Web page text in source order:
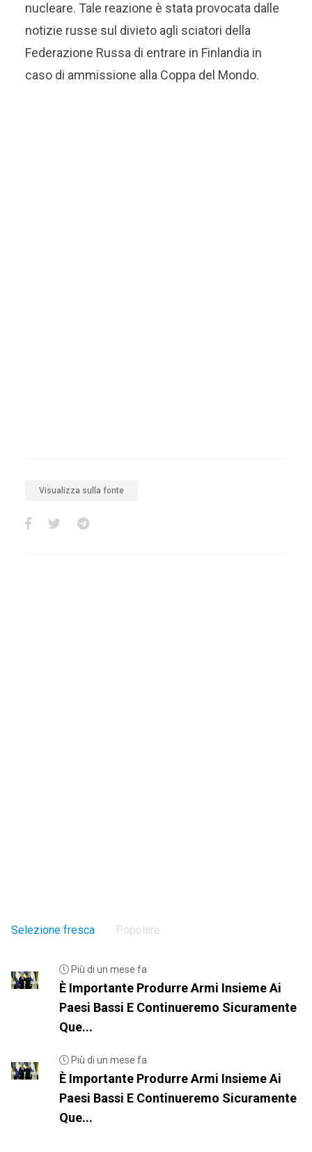
nucleare. Tale reazione è stata provocata dalle
notizie russe sul divieto agli sciatori della
Federazione Russa di entrare in Finlandia in
caso di ammissione alla Coppa del Mondo.
Visualizza sulla fonte
Selezione fresca Popolare
Più di un mese fa
È Importante Produrre Armi Insieme Ai
Paesi Bassi E Continueremo Sicuramente
Que...
Più di un mese fa
È Importante Produrre Armi Insieme Ai
Paesi Bassi E Continueremo Sicuramente
Que...